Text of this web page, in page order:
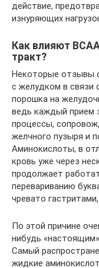
действие,
изнуряющих
Как влияют
тракт?
Некоторые отзывы
с желудком в связи
порошка на
ведь каждый прием
процессы,
желчного пузыря и
Аминокислоты, в
кровь уже через
продолжает
перевариванию
чревато
По этой причине
нибудь
Самый
жидкие